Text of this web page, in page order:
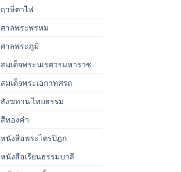
ฤาษีตาไฟ
ศาลพระพรหม
ศาลพระภูมิ
สมเด็จพระนเรศวรมหาราช
สมเด็จพระเอกาทศรถ
สังฆทาน ไทยธรรม
สีทองคำ
หนังสือพระไตรปิฎก
หนังสือเรียนธรรมบาลี